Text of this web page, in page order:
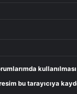
bu tarayıcıya